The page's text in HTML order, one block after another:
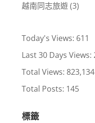
越南同志旅遊(3)
Today's Views: 611
Last 30 Days Views:
Total Views: 823,134
Total Posts: 145
標籤